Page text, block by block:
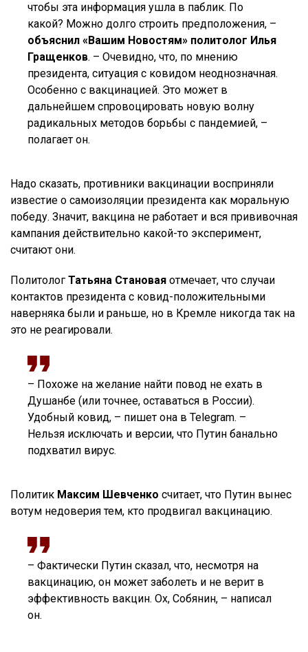
чтобы эта информация ушла в паблик. По
какой? Можно долго строить предположения, –
объяснил «Вашим Новостям» политолог Илья
Гращенков. – Очевидно, что, по мнению
президента, ситуация с ковидом неоднозначная.
Особенно с вакцинацией. Это может в
дальнейшем спровоцировать новую волну
радикальных методов борьбы с пандемией, –
полагает он.
Надо сказать, противники вакцинации восприняли
известие о самоизоляции президента как моральную
победу. Значит, вакцина не работает и вся прививочная
кампания действительно какой-то эксперимент,
считают они.
Политолог Татьяна Становая отмечает, что случаи
контактов президента с ковид-положительными
наверняка были и раньше, но в Кремле никогда так на
это не реагировали.
– Похоже на желание найти повод не ехать в
Душанбе (или точнее, оставаться в России).
Удобный ковид, – пишет она в Telegram. –
Нельзя исключать и версии, что Путин банально
подхватил вирус.
Политик Максим Шевченко считает, что Путин вынес
вотум недоверия тем, кто продвигал вакцинацию.
– Фактически Путин сказал, что, несмотря на
вакцинацию, он может заболеть и не верит в
эффективность вакцин. Ох, Собянин, – написал
он.